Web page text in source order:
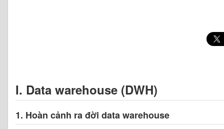
I. Data warehouse (DWH)
1. Hoàn cảnh ra đời data warehouse